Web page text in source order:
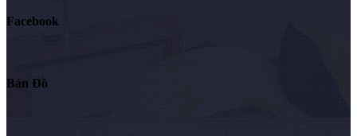
Facebook
Bản Đồ